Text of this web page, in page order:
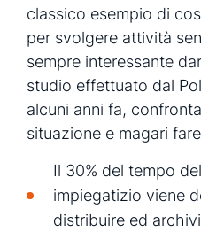
classico esempio di
per svolgere attività
sempre interessante
studio effettuato dal
alcuni anni fa,
situazione e magari
Il 30% del tempo
impiegatizio viene
distribuire ed